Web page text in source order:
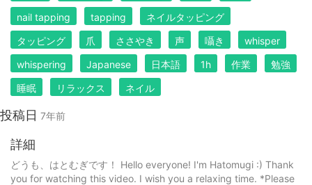
nail tapping
tapping
ネイルタッピング
タッピング
爪 ささやき 声 囁き
whisper
whispering
Japanese 日本語 1h 作業
勉強
睡眠
リラックス ネイル
投稿日 7年前
詳細
どうも、はとむぎです！ Hello everyone! I'm Hatomugi :) Thank
you for watching this video. I wish you a relaxing time. *Please